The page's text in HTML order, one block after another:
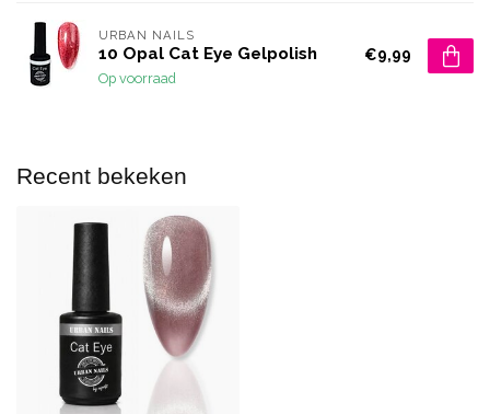
URBAN NAILS
10 Opal Cat Eye Gelpolish
Op voorraad
€9,99
Recent bekeken